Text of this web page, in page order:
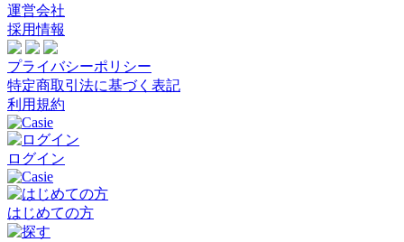
運営会社
採用情報
プライバシーポリシー
特定商取引法に基づく表記
利用規約
ログイン
はじめての方